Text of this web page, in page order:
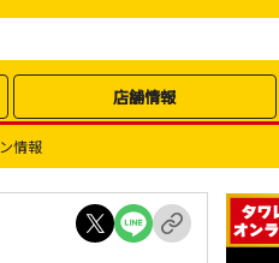
店舗情報
情報